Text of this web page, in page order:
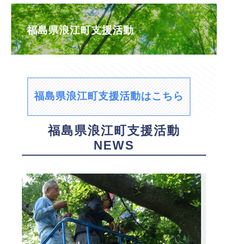
福島県浪江町支援活動
福島県浪江町支援活動はこちら
福島県浪江町支援活動
NEWS